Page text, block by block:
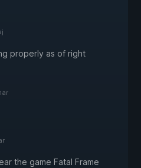
properly as of right
the game Fatal Frame